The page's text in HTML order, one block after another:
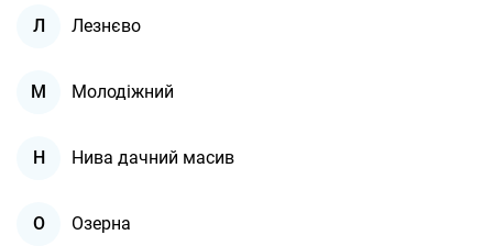
Л Лезнєво
М Молодіжний
Н Нива дачний масив
О
Озерна